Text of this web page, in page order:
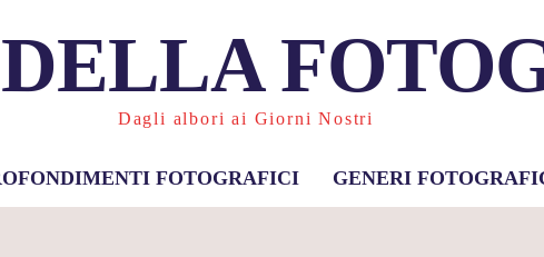
Dagli albori ai Giorni Nostri
FOTOGRAFICI GENERI